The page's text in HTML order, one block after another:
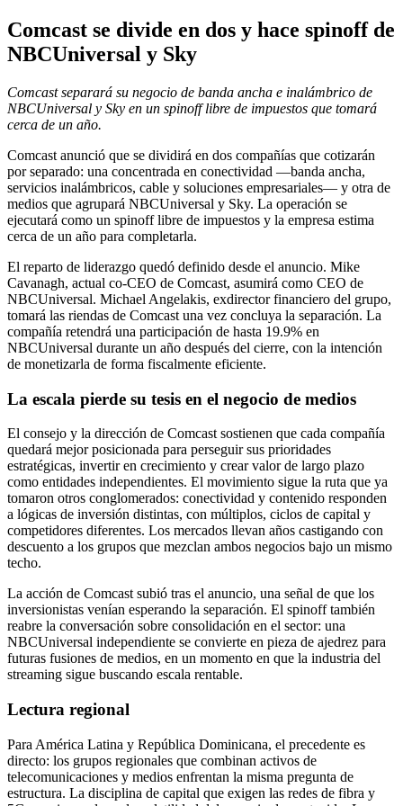
Comcast se divide en dos y hace spinoff de
NBCUniversal y Sky
Comcast separará su negocio de banda ancha e inalámbrico de
NBCUniversal y Sky en un spinoff libre de impuestos que tomará
cerca de un año.
Comcast anunció que se dividirá en dos compañías que cotizarán
por separado: una concentrada en conectividad —banda ancha,
servicios inalámbricos, cable y soluciones empresariales— y otra de
medios que agrupará NBCUniversal y Sky. La operación se
ejecutará como un spinoff libre de impuestos y la empresa estima
cerca de un año para completarla.
El reparto de liderazgo quedó definido desde el anuncio. Mike
Cavanagh, actual co-CEO de Comcast, asumirá como CEO de
NBCUniversal. Michael Angelakis, exdirector financiero del grupo,
tomará las riendas de Comcast una vez concluya la separación. La
compañía retendrá una participación de hasta 19.9% en
NBCUniversal durante un año después del cierre, con la intención
de monetizarla de forma fiscalmente eficiente.
La escala pierde su tesis en el negocio de medios
El consejo y la dirección de Comcast sostienen que cada compañía
quedará mejor posicionada para perseguir sus prioridades
estratégicas, invertir en crecimiento y crear valor de largo plazo
como entidades independientes. El movimiento sigue la ruta que ya
tomaron otros conglomerados: conectividad y contenido responden
a lógicas de inversión distintas, con múltiplos, ciclos de capital y
competidores diferentes. Los mercados llevan años castigando con
descuento a los grupos que mezclan ambos negocios bajo un mismo
techo.
La acción de Comcast subió tras el anuncio, una señal de que los
inversionistas venían esperando la separación. El spinoff también
reabre la conversación sobre consolidación en el sector: una
NBCUniversal independiente se convierte en pieza de ajedrez para
futuras fusiones de medios, en un momento en que la industria del
streaming sigue buscando escala rentable.
Lectura regional
Para América Latina y República Dominicana, el precedente es
directo: los grupos regionales que combinan activos de
telecomunicaciones y medios enfrentan la misma pregunta de
estructura. La disciplina de capital que exigen las redes de fibra y